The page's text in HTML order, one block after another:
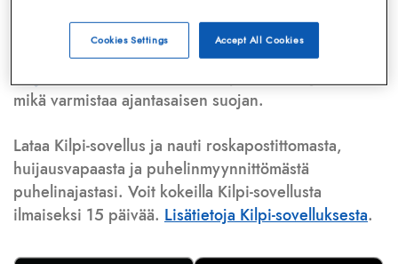
Lisäksi tunnistamme automaattisesti, jos kyseessä on
puhelinhuijarin numero, sähköpostiosoitetai
huijausviesti. Tietokantaamme päivitetään jatkuvasti,
mikä varmistaa ajantasaisen suojan.
Lataa Kilpi-sovellus ja nauti roskapostittomasta,
huijausvapaasta ja puhelinmyynnittömästä
puhelinajastasi. Voit kokeilla Kilpi-sovellusta
ilmaiseksi 15 päivää. Lisätietoja Kilpi-sovelluksesta.
Accept All Cookies
Cookies Settings